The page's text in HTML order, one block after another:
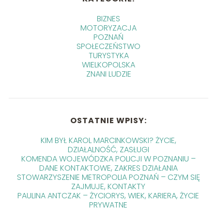
BIZNES
MOTORYZACJA
POZNAŃ
SPOŁECZEŃSTWO
TURYSTYKA
WIELKOPOLSKA
ZNANI LUDZIE
OSTATNIE WPISY:
KIM BYŁ KAROL MARCINKOWSKI? ŻYCIE,
DZIAŁALNOŚĆ, ZASŁUGI
KOMENDA WOJEWÓDZKA POLICJI W POZNANIU –
DANE KONTAKTOWE, ZAKRES DZIAŁANIA
STOWARZYSZENIE METROPOLIA POZNAŃ – CZYM SIĘ
ZAJMUJE, KONTAKTY
PAULINA ANTCZAK – ŻYCIORYS, WIEK, KARIERA, ŻYCIE
PRYWATNE